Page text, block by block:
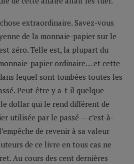
extraordinaire. Savez-vous
de la monnaie-papier sur le
zéro. Telle est, la plupart du
papier ordinaire… et cette
lequel sont tombées toutes les
Peut-être y a-t-il quelque
le dollar qui le rend différent de
utilisée par le passé — c’est-à-
de revenir à sa valeur
de ce livre en tous cas ne
Au cours des cent dernières